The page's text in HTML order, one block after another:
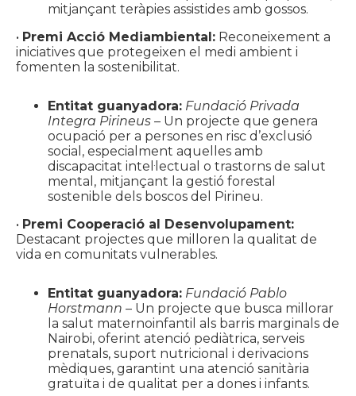
mitjançant teràpies assistides amb gossos.
• Premi Acció Mediambiental: Reconeixement a
iniciatives que protegeixen el medi ambient i
fomenten la sostenibilitat.
Entitat guanyadora: Fundació Privada
Integra Pirineus – Un projecte que genera
ocupació per a persones en risc d’exclusió
social, especialment aquelles amb
discapacitat intel·lectual o trastorns de salut
mental, mitjançant la gestió forestal
sostenible dels boscos del Pirineu.
• Premi Cooperació al Desenvolupament:
Destacant projectes que milloren la qualitat de
vida en comunitats vulnerables.
Entitat guanyadora: Fundació Pablo
Horstmann – Un projecte que busca millorar
la salut maternoinfantil als barris marginals de
Nairobi, oferint atenció pediàtrica, serveis
prenatals, suport nutricional i derivacions
mèdiques, garantint una atenció sanitària
gratuïta i de qualitat per a dones i infants.